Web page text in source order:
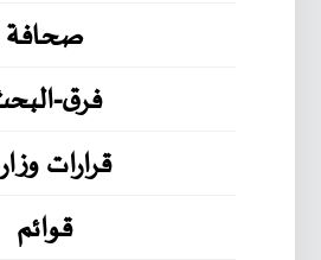
صحافة
فرق-
قرارات
قوائم